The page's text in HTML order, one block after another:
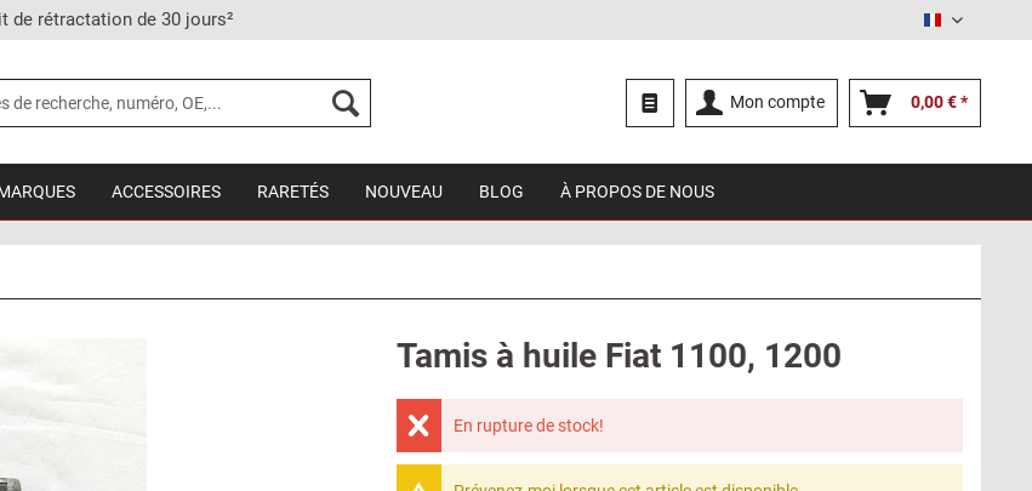
de rétractation de 30 jours² Français
Mon compte 0,00 € *
ACCESSOIRES RARETÉS NOUVEAU BLOG À PROPOS DE NOUS
Tamis à huile Fiat 1100, 1200
En rupture de stock!